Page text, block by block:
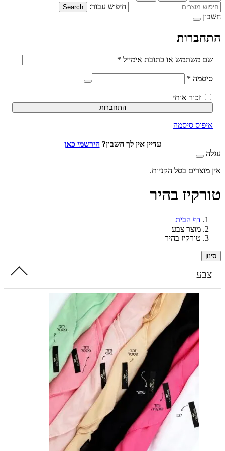
חיפוש עבור: Search
משתמש או כתובת אימייל*חובה
*חובה
זכור אותי
התחברות
סיסמה
עדיין אין לך חשבון?הירשמי כאן
בסל הקניות.
בהיר
דף הבית
מוצר צבע
טורקיז בהיר